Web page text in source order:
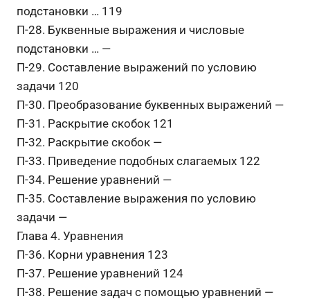
подстановки … 119
П-28. Буквенные выражения и числовые
подстановки … —
П-29. Составление выражений по условию
задачи 120
П-30. Преобразование буквенных выражений —
П-31. Раскрытие скобок 121
П-32. Раскрытие скобок —
П-33. Приведение подобных слагаемых 122
П-34. Решение уравнений —
П-35. Составление выражения по условию
задачи —
Глава 4. Уравнения
П-36. Корни уравнения 123
П-37. Решение уравнений 124
П-38. Решение задач с помощью уравнений —